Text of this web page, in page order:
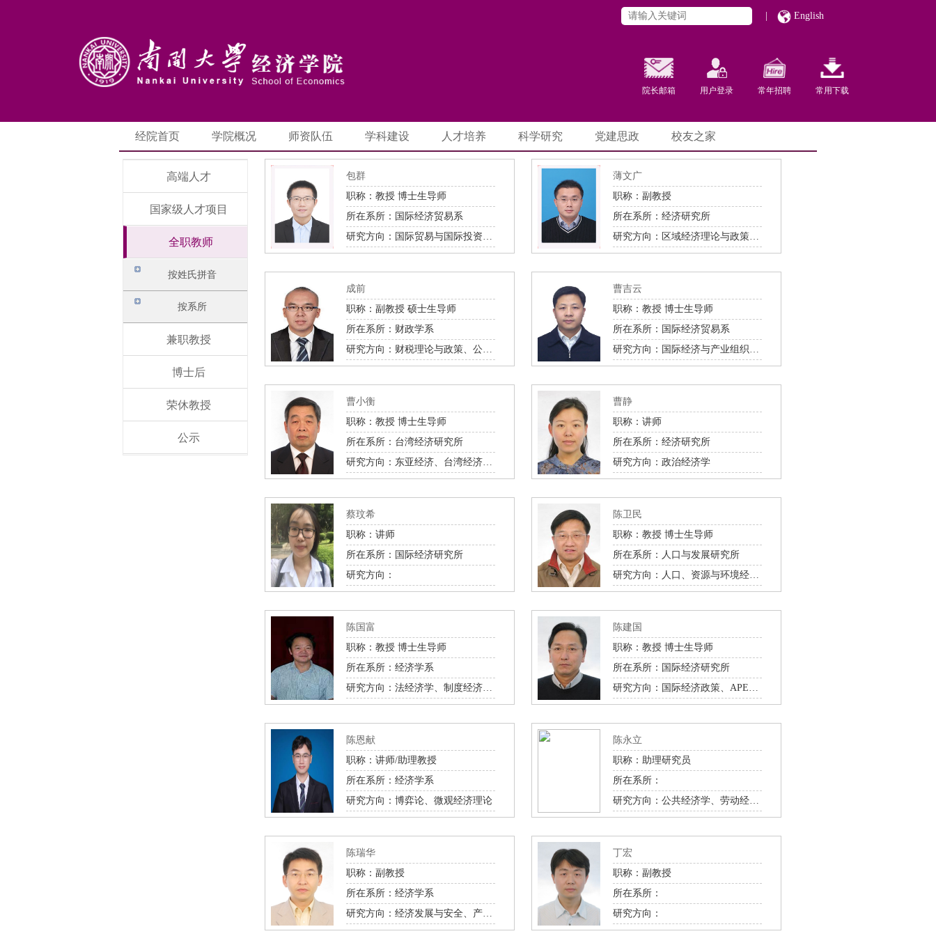
English
院长邮箱 用户登录 常年招聘 常用下载
经院首页 学院概况 师资队伍 学科建设 人才培养 科学研究 党建思政 校友之家
高端人才
国家级人才项目
全职教师
按姓氏拼音
按系所
兼职教授
博士后
荣休教授
公示
包群
职称：教授 博士生导师
所在系所：国际经济贸易系
研究方向：国际贸易与国际投资、国际贸易的微观计量分析
薄文广
职称：副教授
所在系所：经济研究所
研究方向：区域经济理论与政策，城市经济发展
成前
职称：副教授 硕士生导师
所在系所：财政学系
研究方向：财税理论与政策、公共经济学、人口经济学、健康与老龄经济学
曹吉云
职称：教授 博士生导师
所在系所：国际经济贸易系
研究方向：国际经济与产业组织理论、国际经济一体化、国际服务贸易
曹小衡
职称：教授 博士生导师
所在系所：台湾经济研究所
研究方向：东亚经济、台湾经济、两岸经济关系、两岸经济比较研究
曹静
职称：讲师
所在系所：经济研究所
研究方向：政治经济学
蔡玟希
职称：讲师
所在系所：国际经济研究所
研究方向：
陈卫民
职称：教授 博士生导师
所在系所：人口与发展研究所
研究方向：人口、资源与环境经济学、社会保障理论与政策
陈国富
职称：教授 博士生导师
所在系所：经济学系
研究方向：法经济学、制度经济学、政治经济学
陈建国
职称：教授 博士生导师
所在系所：国际经济研究所
研究方向：国际经济政策、APEC合作、WTO议题
陈恩献
职称：讲师/助理教授
所在系所：经济学系
研究方向：博弈论、微观经济理论
陈永立
职称：助理研究员
所在系所：
研究方向：公共经济学、劳动经济学、发展经济学
陈瑞华
职称：副教授
所在系所：经济学系
研究方向：经济发展与安全、产业经济学、一带一路、金融衍生品市场
丁宏
职称：副教授
所在系所：
研究方向：